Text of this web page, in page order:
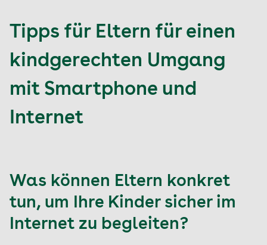
Tipps für Eltern für einen
kindgerechten Umgang
mit Smartphone und
Internet
Was können Eltern konkret
tun, um Ihre Kinder sicher im
Internet zu begleiten?